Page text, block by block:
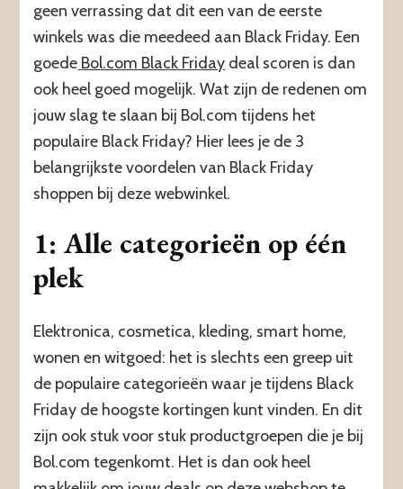
geen verrassing dat dit een van de eerste
winkels was die meedeed aan Black Friday. Een
goede Bol.com Black Friday deal scoren is dan
ook heel goed mogelijk. Wat zijn de redenen om
jouw slag te slaan bij Bol.com tijdens het
populaire Black Friday? Hier lees je de 3
belangrijkste voordelen van Black Friday
shoppen bij deze webwinkel.
1: Alle categorieën op één
plek
Elektronica, cosmetica, kleding, smart home,
wonen en witgoed: het is slechts een greep uit
de populaire categorieën waar je tijdens Black
Friday de hoogste kortingen kunt vinden. En dit
zijn ook stuk voor stuk productgroepen die je bij
Bol.com tegenkomt. Het is dan ook heel